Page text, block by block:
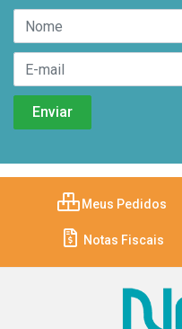
Meus Pedidos
Notas Fiscais